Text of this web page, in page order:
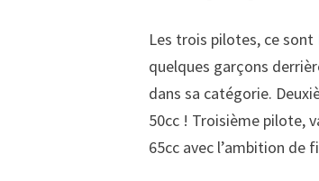
Les trois pilotes, ce sont
quelques garçons
dans sa catégorie.
50cc ! Troisième pilote,
65cc avec l’ambition de